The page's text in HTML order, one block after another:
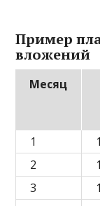
Пример
вложений
Месяц
1
2
3